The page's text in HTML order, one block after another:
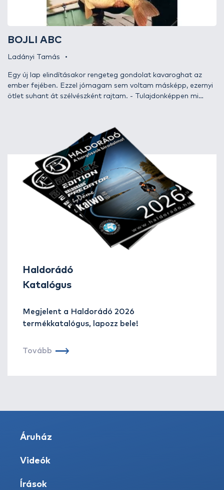
BOJLI ABC
Ladányi Tamás
Egy új lap elindításakor rengeteg gondolat kavaroghat az
ember fejében. Ezzel jómagam sem voltam másképp, ezernyi
ötlet suhant át szélvészként rajtam. - Tulajdonképpen mi
több tucat ehhez hasonló kérdés merült fel bennem. Ha
újdonsággal találkozom, és abban hatékonyan részt is veszek,
általában kettőzött erővel, maximálisan felpörgetve próbálok
segíteni. Ez nem volt másképp honlapunk beindításának
alkalmából sem. Az első írásomban egy rövid bemutatkozás
után az ezt követő cikkeimet szeretném felvázolni Önöknek.
Haldorádó
Katalógus
Megjelent a Haldorádó 2026
termékkatalógus, lapozz bele!
Tovább
Áruház
Videók
Írások